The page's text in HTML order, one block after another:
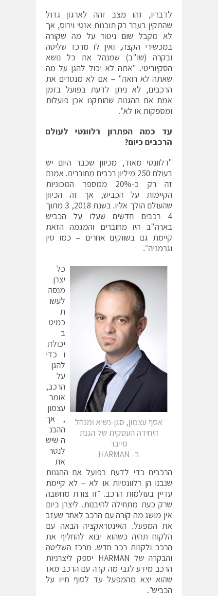
לדבריו, זהו מצב זהה לארגון גדול
שהתקין בעבר רק תוכנות אנטי וירוס, אך
לא מקבל שום ניטור על מה שקורה
במכשירי הקצה, ואין לו מרכז שליטה
ובקרה (שו"ב) שמנהל את כל נושא
הסקיוריטי. "אתה לא יכול להגן על מה
שאתה לא רואה" – אם לא מנטרים את
הרכבים, לא ניתן לדעת בפועל בזמן
אמת אם ההגנות שהותקנו אכן פועלות
ומספקות או לא".
עד כמה הפתרון רלוונטי לעולם
הרכבים כיום?
"רלוונטי מאוד, מכיוון שכבר היום יש
בעולם 250 מיליון רכבים מחוברים. אמנם
זה רק כ-20% ממספר המכוניות
הקיימות על הכביש, אך זה הכיוון
שהעולם הולך אליו. בשנת 2018, 3 מתוך
4 רכבים חדשים שעלו על הכביש
בארה"ב היו מחוברים והמגמה הזאת
קיימת גם בשווקים אחרים – כמו סין
וגרמניה״.
אסף עצמון, סגן-נשיא ומנהל
היחידה העסקית של הגנת
סייבר
ב- HARMAN
כל
יצרן
מנסה
לעשו
ת
כמיט
ב
יכולת
ו כדי
להגן
על
הרכב,
אומר
עצמון
, אך
ההבנ
ה שיש
לנטר
את
הרכבים כדי לדעת בפועל אם ההגנות
שנבנו הן רלוונטיות או לא – לא קיימת
עדיין בעולמות הרכב. ״זו צורת מחשבה
שרק כעת מתחילה להיבנות. ליצרן כיום
אין מושג מה קורה עם הרכב לאחר שעזב
את המפעל. האינטראקציה הבאה עם
הלקוח תהיה כשהוא יבוא להחליף את
הרכב ולקנות רכב חדש. מרכז השליטה
והבקרה של HARMAN יספק ליצרניות
הרכב מידע לגבי מה קרה עם הרכב מאז
שהוא יצא מהמפעל עד לסוף חייו על
הכביש".